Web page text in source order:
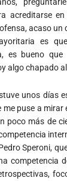
acreditarse
acaso un
es
es bueno
algo chapado
unos días
me puse a
poco más de
Speroni,
competencia